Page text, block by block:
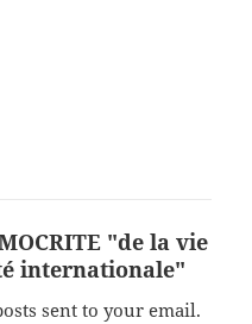
"de la vie
internationale"
sent to your email.